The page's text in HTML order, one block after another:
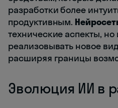
разработки более
продуктивным.
технические аспекты, но
реализовывать новое
расширяя границы
Эволюция ИИ в